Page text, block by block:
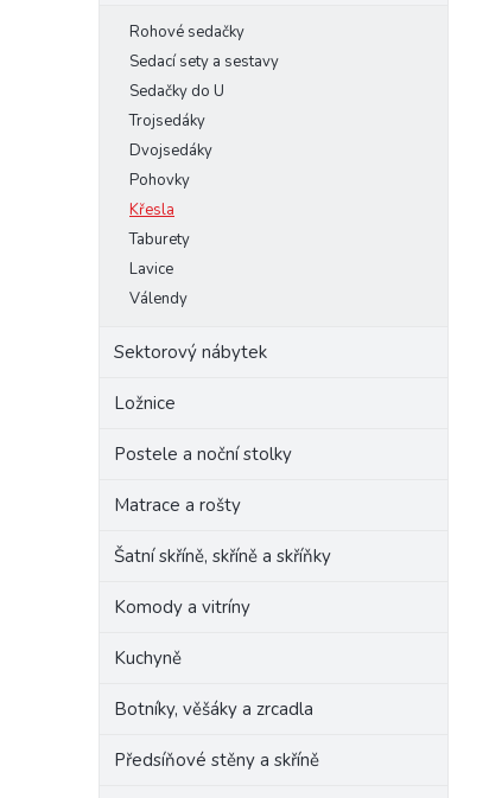
Rohové sedačky
Sedací sety a sestavy
Sedačky do U
Trojsedáky
Dvojsedáky
Pohovky
Křesla
Taburety
Lavice
Válendy
Sektorový nábytek
Ložnice
Postele a noční stolky
Matrace a rošty
Šatní skříně, skříně a skříňky
Komody a vitríny
Kuchyně
Botníky, věšáky a zrcadla
Předsíňové stěny a skříně